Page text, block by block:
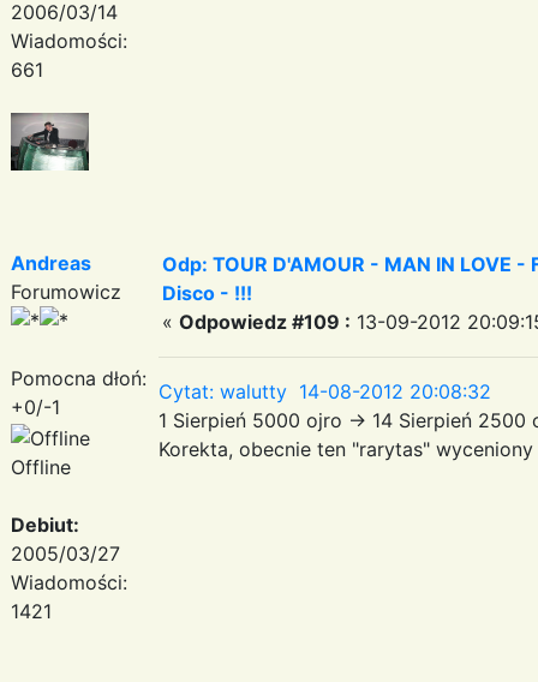
2006/03/14
Wiadomości:
661
Andreas
Forumowicz
Pomocna dłoń:
+0/-1
Offline
Debiut:
2005/03/27
Wiadomości:
1421
Odp: TOUR D'AMOUR - MAN IN LOVE
Disco - !!!
« Odpowiedz #109 : 13-09-2012
Cytat: walutty 14-08-2012 20:08:32
1 Sierpień 5000 ojro -> 14 Sierpień
Korekta, obecnie ten "rarytas"